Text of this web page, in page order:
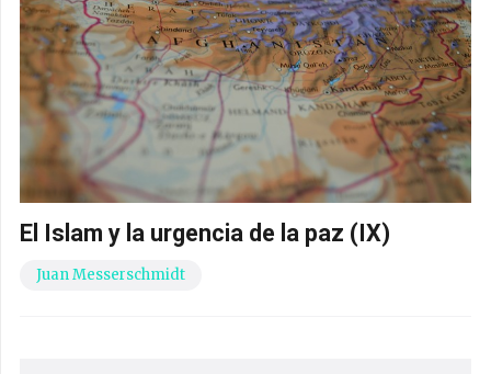
El Islam y la urgencia de la paz (IX)
Juan Messerschmidt